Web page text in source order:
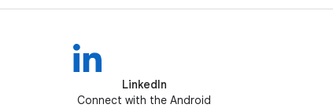
LinkedIn
Connect with the Android